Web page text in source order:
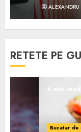
ALEXANDRU S.
RETETE PE
4 min read
Bucatar de ocazie